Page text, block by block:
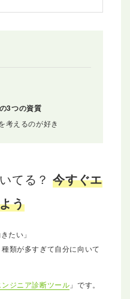
3つの資質
考えるのが好き
てる？今すぐエ
う
たい」
類が多すぎて自分に向いて
ンジニア診断ツール 」です。